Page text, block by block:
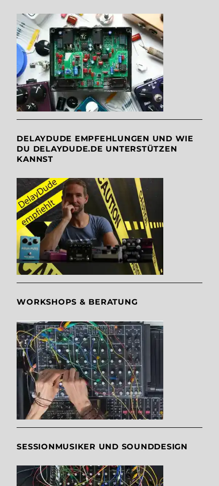
DELAYDUDE EMPFEHLUNGEN UND WIE
DU DELAYDUDE.DE UNTERSTÜTZEN
KANNST
WORKSHOPS & BERATUNG
SESSIONMUSIKER UND SOUNDDESIGN